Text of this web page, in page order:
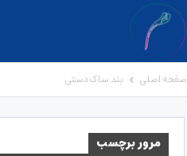
صفحه اصلی بند ساک دستی
مرور برچسب